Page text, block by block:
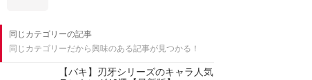
同じカテゴリーの記事
同じカテゴリーだから興味のある記事が見つかる！
【バキ】刃牙シリーズのキャラ人気